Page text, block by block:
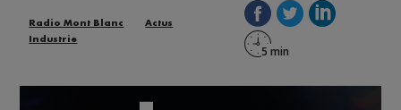
Radio Mont Blanc
Actus
Industrie